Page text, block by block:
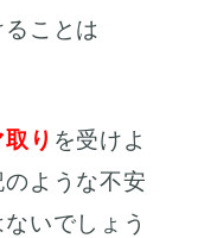
ることは
り を受けよ
ような不安
いでしょう